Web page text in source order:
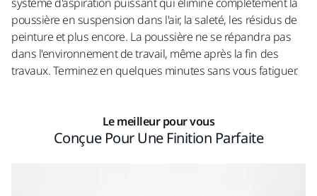
poussière en suspension dans l'air, la saleté, les résidus de
peinture et plus encore. La poussière ne se répandra pas
dans l'environnement de travail, même après la fin des
travaux. Terminez en quelques minutes sans vous fatiguer.
Le meilleur pour vous
Conçue Pour Une Finition Parfaite